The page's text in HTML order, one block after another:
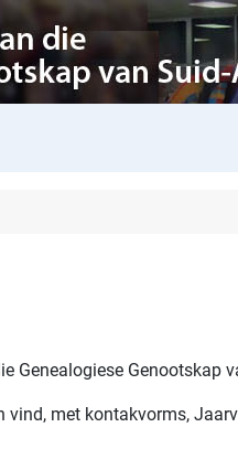
Genealogiese
met kontakvorms,